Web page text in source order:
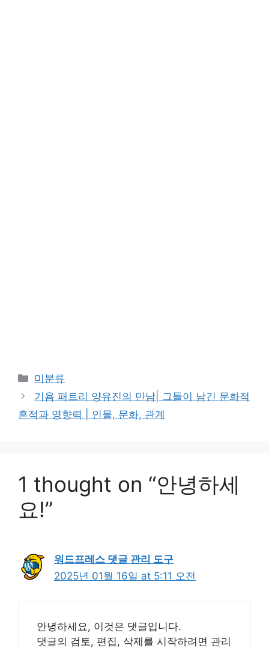
Categories
미분류
기욤 패트리 양유진의 만남| 그들이 남긴 문화적
흔적과 영향력 | 인물, 문화, 관계
1 thought on “안녕하세
요!”
워드프레스 댓글 관리 도구
2025년 01월 16일 at 5:11 오전
안녕하세요, 이것은 댓글입니다.
댓글의 검토, 편집, 삭제를 시작하려면 관리